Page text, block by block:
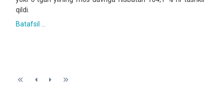
qildi.
Batafsil ...